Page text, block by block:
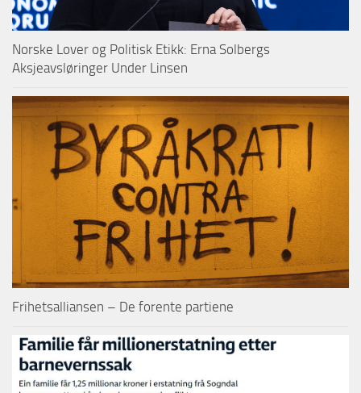
Norske Lover og Politisk Etikk: Erna Solbergs
Aksjeavsløringer Under Linsen
Frihetsalliansen – De forente partiene